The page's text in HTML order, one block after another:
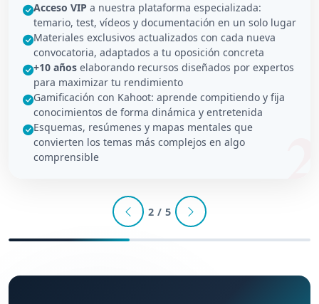
Acceso VIP a nuestra plataforma especializada:
temario, test, vídeos y documentación en un solo lugar
Materiales exclusivos actualizados con cada nueva
convocatoria, adaptados a tu oposición concreta
+10 años elaborando recursos diseñados por expertos
para maximizar tu rendimiento
Gamificación con Kahoot: aprende compitiendo y fija
conocimientos de forma dinámica y entretenida
Esquemas, resúmenes y mapas mentales que
convierten los temas más complejos en algo
comprensible
2 / 5